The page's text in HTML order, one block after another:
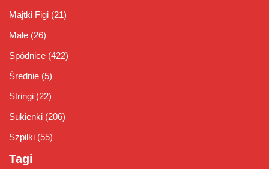
Majtki Figi (21)
Małe (26)
Spódnice (422)
Średnie (5)
Stringi (22)
Sukienki (206)
Szpilki (55)
Tagi